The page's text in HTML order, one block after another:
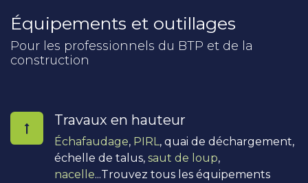
Équipements et outillages
Pour les professionnels du BTP et de la
construction
Travaux en hauteur
Échafaudage, PIRL , quai de déchargement,
échelle de talus, saut de loup,
nacelle...Trouvez tous les équipements